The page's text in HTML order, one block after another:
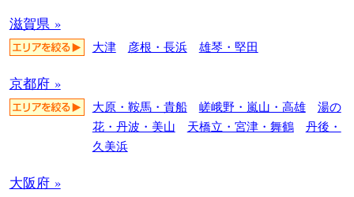
滋賀県 »
大津 彦根・長浜 雄琴・堅田
京都府 »
大原・鞍馬・貴船 嵯峨野・嵐山・高雄
湯の
花・丹波・美山
天橋立・宮津・舞鶴
丹後・
久美浜
大阪府 »